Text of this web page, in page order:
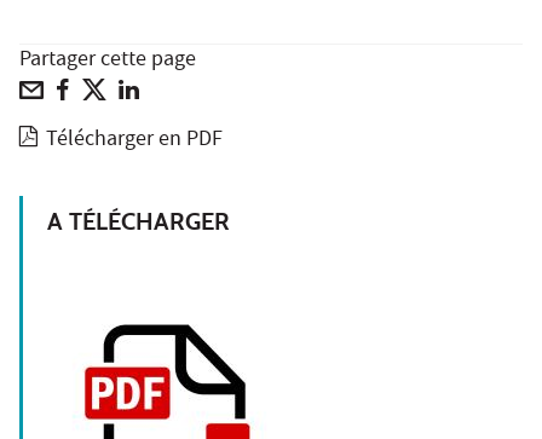
Partager cette page
Télécharger en PDF
A TÉLÉCHARGER